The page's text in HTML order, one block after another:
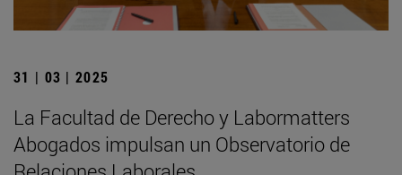
31 | 03 | 2025
La Facultad de Derecho y Labormatters
Abogados impulsan un Observatorio de